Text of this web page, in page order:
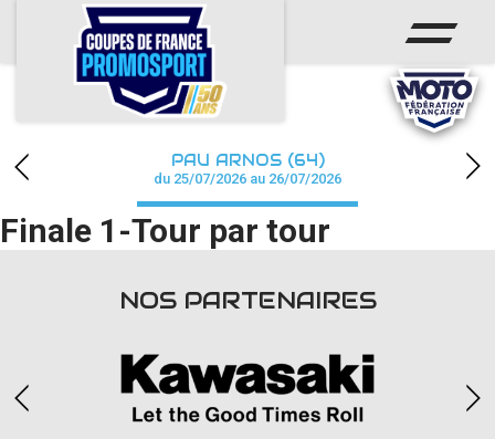
ACCUEIL
ACTUS
CALENDRIER
CHAMPIONNAT
RÉSULTATS
accéder à la billetterie
PAU ARNOS (64)
du 25/07/2026 au 26/07/2026
Finale 1-Tour par tour
NOS PARTENAIRES